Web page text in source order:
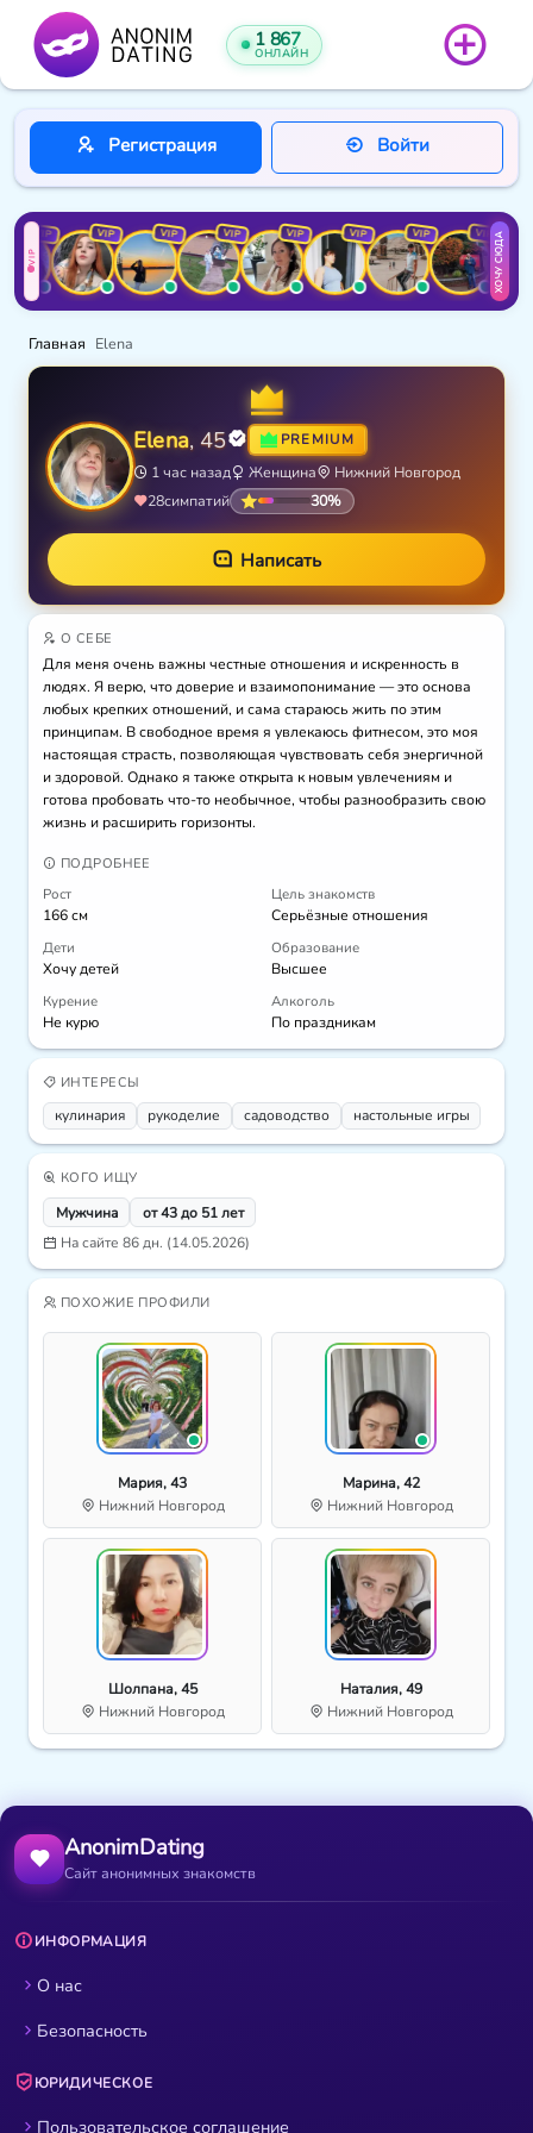
1 867
ОНЛАЙН
Регистрация Войти
VIP
VIP VIP VIP VIP VIP VIP VIP VIP ХОЧУ СЮДА
Главная Elena
Elena, 45 PREMIUM
1 час назад Женщина
Нижний Новгород
28симпатий 30%
Написать
О СЕБЕ
Для меня очень важны честные отношения и искренность в
людях. Я верю, что доверие и взаимопонимание — это основа
любых крепких отношений, и сама стараюсь жить по этим
принципам. В свободное время я увлекаюсь фитнесом, это моя
настоящая страсть, позволяющая чувствовать себя энергичной
и здоровой. Однако я также открыта к новым увлечениям и
готова пробовать что-то необычное, чтобы разнообразить свою
жизнь и расширить горизонты.
ПОДРОБНЕЕ
Рост
166 см
Цель знакомств
Серьёзные отношения
Дети
Хочу детей
Образование
Высшее
Курение
Не курю
Алкоголь
По праздникам
ИНТЕРЕСЫ
кулинария рукоделие садоводство настольные игры
КОГО ИЩУ
Мужчина
от 43 до 51 лет
На сайте 86 дн. (14.05.2026)
ПОХОЖИЕ ПРОФИЛИ
Мария, 43
Нижний Новгород
Марина, 42
Нижний Новгород
Шолпана, 45
Нижний Новгород
Наталия, 49
Нижний Новгород
AnonimDating
Сайт анонимных знакомств
ИНФОРМАЦИЯ
О нас
Безопасность
ЮРИДИЧЕСКОЕ
Пользовательское соглашение